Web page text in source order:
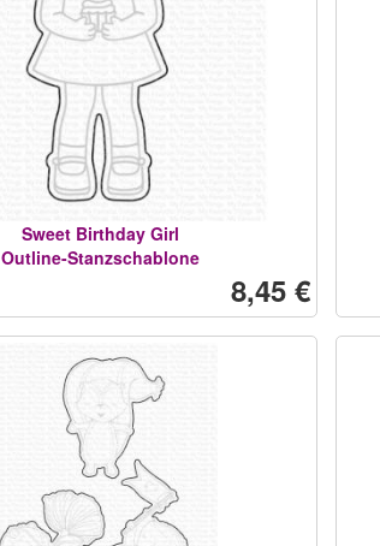
Sweet Birthday Girl
Outline-Stanzschablone
8,45 €